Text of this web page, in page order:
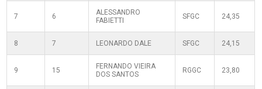
7 6
ALESSANDRO
FABIETTI
SFGC 24,35
8 7 LEONARDO DALE SFGC 24,15
9 15
FERNANDO VIEIRA
DOS SANTOS
RGGC 23,80